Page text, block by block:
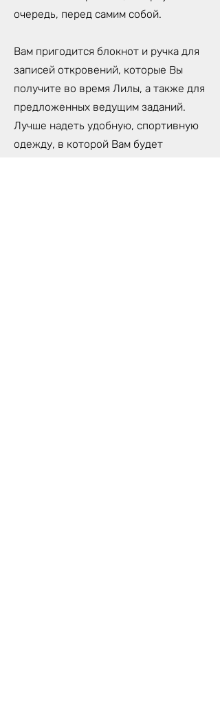
очередь, перед самим собой.
Вам пригодится блокнот и ручка для
записей откровений, которые Вы
получите во время Лилы, а также для
предложенных ведущим заданий.
Лучше надеть удобную, спортивную
одежду, в которой Вам будет